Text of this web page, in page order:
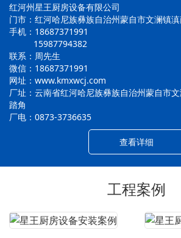
红河州星王厨房设备有限公司
门市：红河哈尼族彝族自治州蒙自市文澜镇
手机：18687371991
15987794382
联系：周先生
微信：18687371991
网址：www.kmxwcj.com
厂址：云南省红河哈尼族彝族自治州蒙自市
踏角
厂电：0873-3736635
查看详细
工程案例